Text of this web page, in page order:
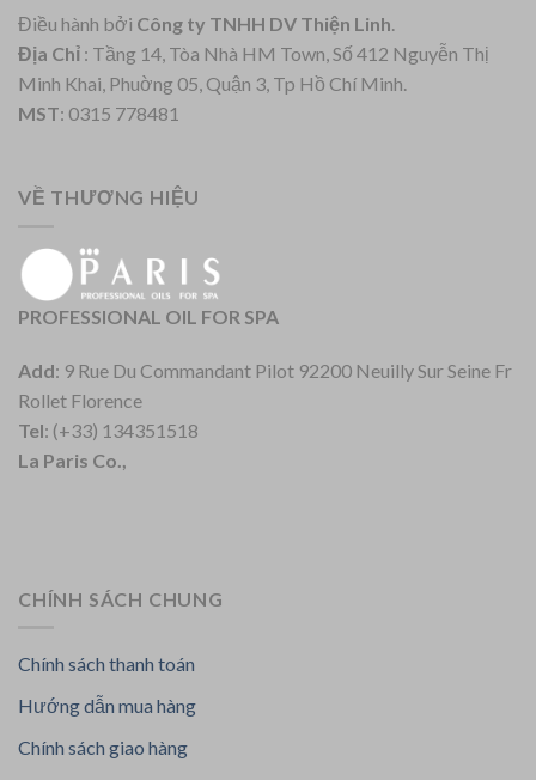
Điều hành bởi Công ty TNHH DV Thiện Linh.
Địa Chỉ : Tầng 14, Tòa Nhà HM Town, Số 412 Nguyễn Thị
Minh Khai, Phuờng 05, Quận 3, Tp Hồ Chí Minh.
MST: 0315 778481
VỀ THƯƠNG HIỆU
PROFESSIONAL OIL FOR SPA
Add: 9 Rue Du Commandant Pilot 92200 Neuilly Sur Seine Fr
Rollet Florence
Tel: (+33) 134351518
La Paris Co.,
CHÍNH SÁCH CHUNG
Chính sách thanh toán
Hướng dẫn mua hàng
Chính sách giao hàng